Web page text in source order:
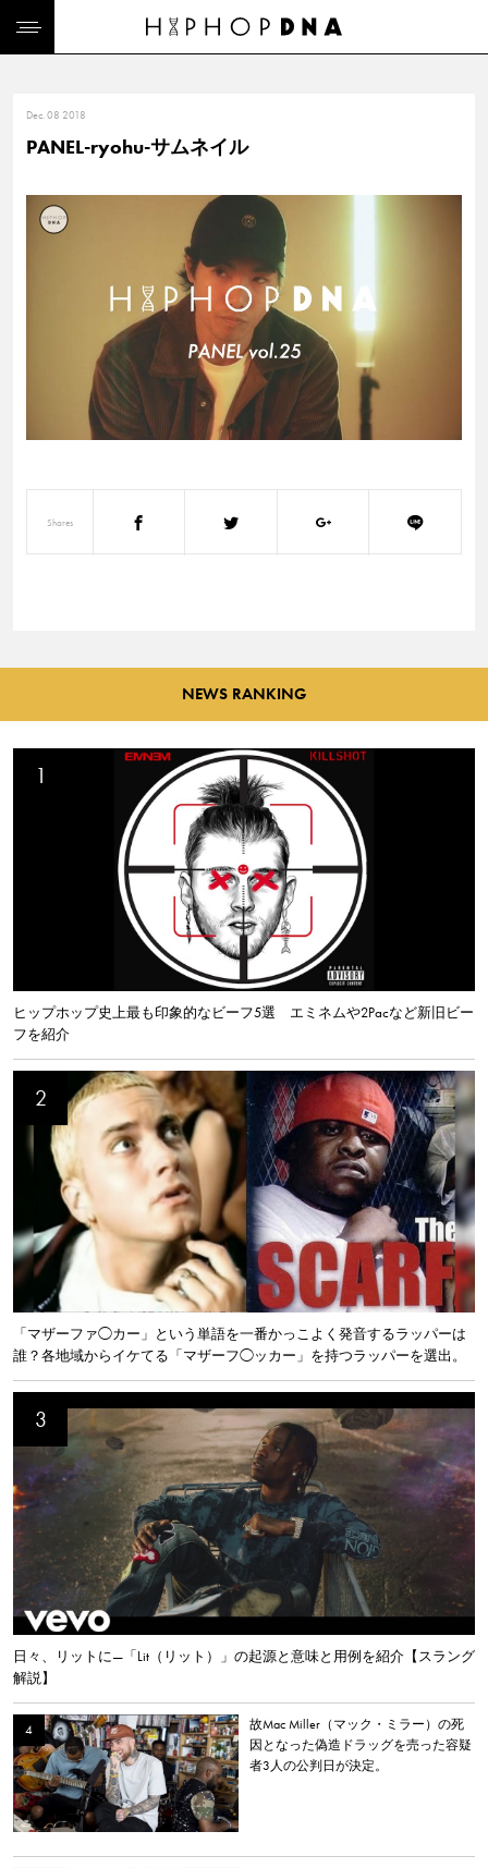
Dec. 08 2018
PANEL-ryohu-サムネイル
Shares
NEWS RANKING
ヒップホップ史上最も印象的なビーフ5選 エミネムや2Pacなど新旧ビー
フを紹介
「マザーファ◯カー」という単語を一番かっこよく発音するラッパーは
誰？各地域からイケてる「マザーフ◯ッカー」を持つラッパーを選出。
日々、リットに—「Lit（リット）」の起源と意味と用例を紹介【スラング
解説】
故Mac Miller（マック・ミラー）の死
因となった偽造ドラッグを売った容疑
者3人の公判日が決定。